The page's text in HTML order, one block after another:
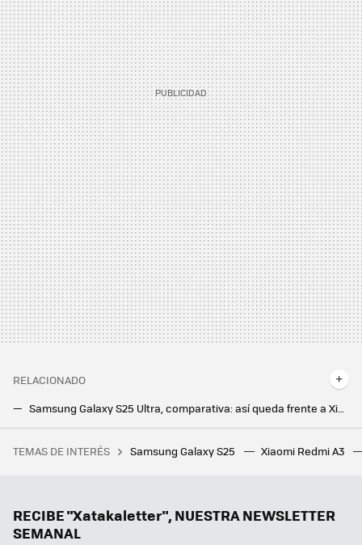
RELACIONADO
Samsung Galaxy S25 Ultra, comparativa: así queda frente a Xiaomi, Realme, Oppo y el resto de la gama alta de Android
Así será la próxima bestia de Samsung, el Samsung Galaxy S25 Ultra, según OnLeaks
Una jardinera ganó más de un millón de euros por el fallo de una web de juegos. Le dijeron que solo le pagarían 20.000, y ha ganado el juicio
TEMAS DE INTERÉS Samsung Galaxy S25 Xiaomi Redmi A3
RECIBE "Xatakaletter", NUESTRA NEWSLETTER
SEMANAL